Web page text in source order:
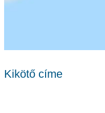
Kikötő címe